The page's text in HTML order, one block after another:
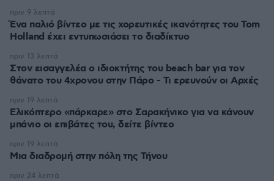
Ένα παλιό βίντεο με τις χορευτικές ικανότητες του Tom
Holland έχει εντυπωσιάσει το διαδίκτυο
πριν 9 λεπτά
Στον εισαγγελέα ο ιδιοκτήτης του beach bar για τον
θάνατο του 4χρονου στην Πάρο - Τι ερευνούν οι Αρχές
πριν 13 λεπτά
Ελικόπτερο «πάρκαρε» στο Σαρακήνικο για να κάνουν
μπάνιο οι επιβάτες του, δείτε βίντεο
πριν 19 λεπτά
Μια διαδρομή στην πόλη της Τήνου
πριν 19 λεπτά
πριν 24 λεπτά